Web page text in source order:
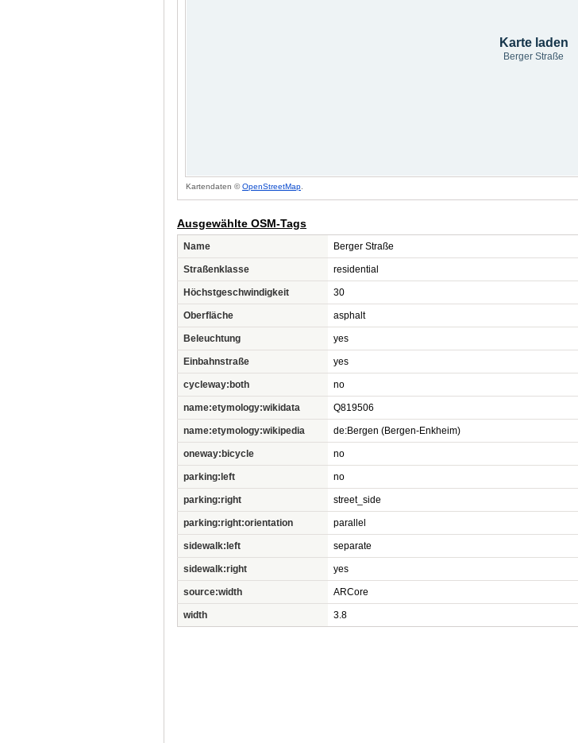
Karte laden
Berger Straße
Kartendaten ©OpenStreetMap
Ausgewählte OSM-Tags
Name Berger Straße
Straßenklasse residential
Höchstgeschwindigkeit 30
Oberfläche asphalt
Beleuchtung yes
Einbahnstraße yes
cycleway:both no
name:etymology:wikidata Q819506
name:etymology:wikipedia de:Bergen (Bergen-Enkheim)
oneway:bicycle no
parking:left no
parking:right street_side
parking:right:orientation parallel
sidewalk:left separate
sidewalk:right yes
source:width ARCore
width 3.8